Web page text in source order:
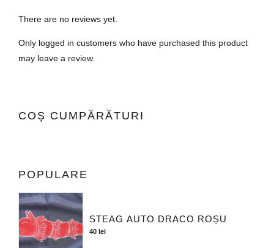
There are no reviews yet.
Only logged in customers who have purchased this product
may leave a review.
COȘ CUMPĂRĂTURI
POPULARE
STEAG AUTO DRACO ROȘU
40lei